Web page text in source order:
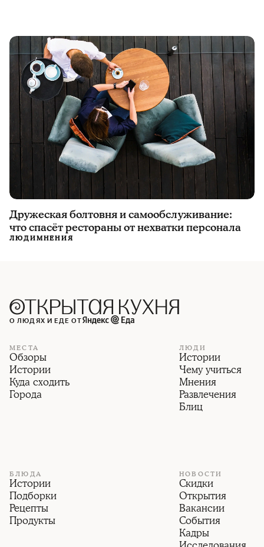
Дружеская болтовня и самообслуживание:
что спасёт рестораны от нехватки персонала
ЛЮДИМНЕНИЯ
О ЛЮДЯХ И ЕДЕ ОТ
МЕСТА
Обзоры
Истории
Куда сходить
Города
ЛЮДИ
Истории
Чему учиться
Мнения
Развлечения
Блиц
БЛЮДА
Истории
Подборки
Рецепты
Продукты
НОВОСТИ
Скидки
Открытия
Вакансии
События
Кадры